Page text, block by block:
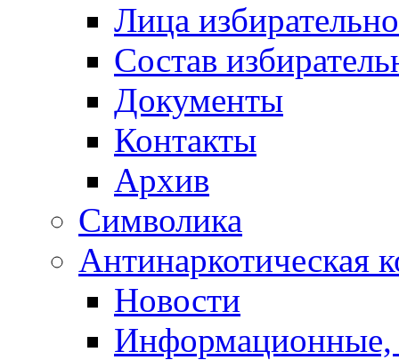
Лица
Состав
Документы
Контакты
Архив
Символика
Антинаркотическая
Новости
Информационные,